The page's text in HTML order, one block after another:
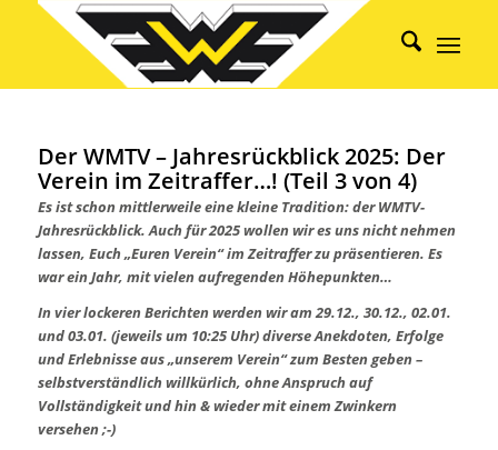
Der WMTV – Jahresrückblick 2025: Der
Verein im Zeitraffer…! (Teil 3 von 4)
Es ist schon mittlerweile eine kleine Tradition: der WMTV-
Jahresrückblick. Auch für 2025 wollen wir es uns nicht nehmen
lassen, Euch „Euren Verein“ im Zeitraffer zu präsentieren. Es
war ein Jahr, mit vielen aufregenden Höhepunkten…
In vier lockeren Berichten werden wir am 29.12., 30.12., 02.01.
und 03.01. (jeweils um 10:25 Uhr) diverse Anekdoten, Erfolge
und Erlebnisse aus „unserem Verein“ zum Besten geben –
selbstverständlich willkürlich, ohne Anspruch auf
Vollständigkeit und hin & wieder mit einem Zwinkern
versehen ;-)